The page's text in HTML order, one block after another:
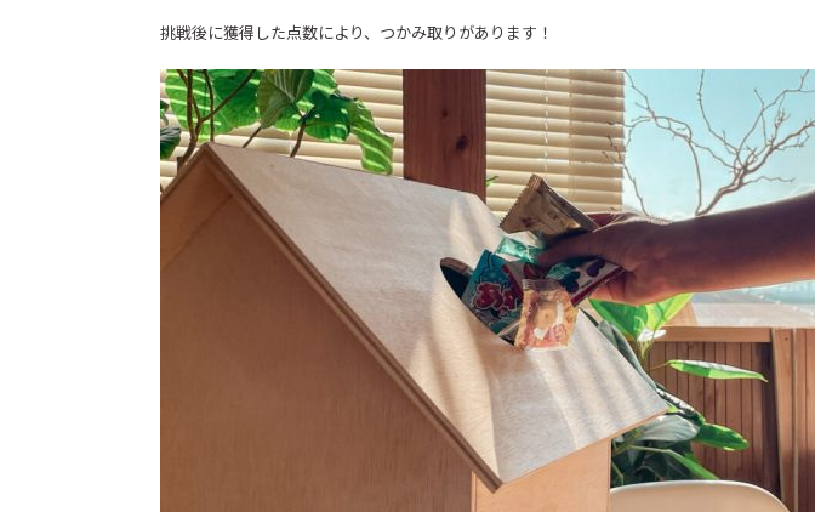
挑戦後に獲得した点数により、つかみ取りがあります！